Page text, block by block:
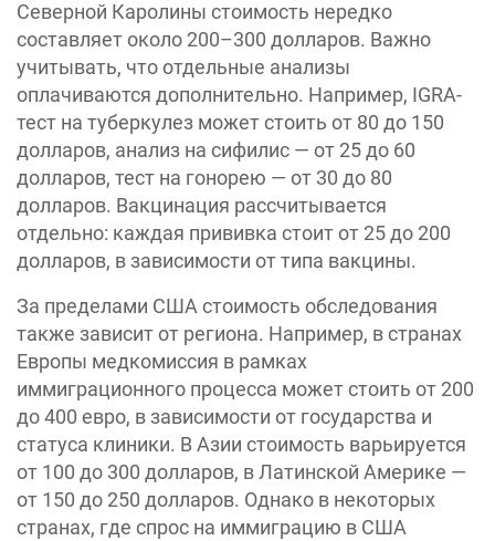
Северной Каролины стоимость нередко
составляет около 200–300 долларов. Важно
учитывать, что отдельные анализы
оплачиваются дополнительно. Например, IGRA-
тест на туберкулез может стоить от 80 до 150
долларов, анализ на сифилис — от 25 до 60
долларов, тест на гонорею — от 30 до 80
долларов. Вакцинация рассчитывается
отдельно: каждая прививка стоит от 25 до 200
долларов, в зависимости от типа вакцины.
За пределами США стоимость обследования
также зависит от региона. Например, в странах
Европы медкомиссия в рамках
иммиграционного процесса может стоить от 200
до 400 евро, в зависимости от государства и
статуса клиники. В Азии стоимость варьируется
от 100 до 300 долларов, в Латинской Америке —
от 150 до 250 долларов. Однако в некоторых
странах, где спрос на иммиграцию в США